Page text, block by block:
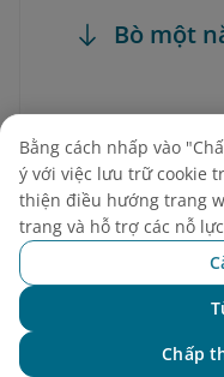
Bò một
Bằng cách nhấp vào
ý với việc lưu trữ cookie
thiện điều hướng trang
trang và hỗ trợ các nỗ
Chấp